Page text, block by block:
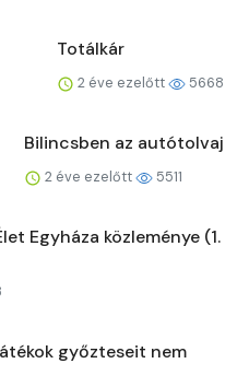
Totálkár
2 éve ezelőtt 5668
Bilincsben az autótolvaj
2 éve ezelőtt 5511
Egyháza közleménye (1.
győzteseit nem